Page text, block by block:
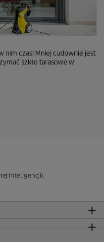
nim czas! Mniej cudownie jest
szkło tarasowe w
inteligencji).